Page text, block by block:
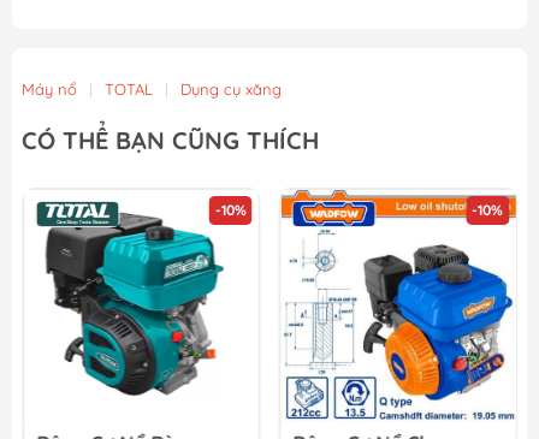
Máy nổ | TOTAL | Dụng cụ xăng
CÓ THỂ BẠN CŨNG THÍCH
-10% -10%